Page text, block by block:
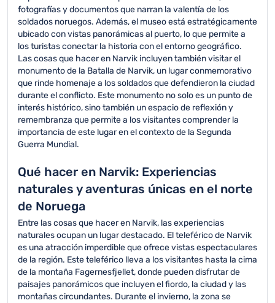
fotografías y documentos que narran la valentía de los
soldados noruegos. Además, el museo está estratégicamente
ubicado con vistas panorámicas al puerto, lo que permite a
los turistas conectar la historia con el entorno geográfico.
Las cosas que hacer en Narvik incluyen también visitar el
monumento de la Batalla de Narvik, un lugar conmemorativo
que rinde homenaje a los soldados que defendieron la ciudad
durante el conflicto. Este monumento no solo es un punto de
interés histórico, sino también un espacio de reflexión y
remembranza que permite a los visitantes comprender la
importancia de este lugar en el contexto de la Segunda
Guerra Mundial.
Qué hacer en Narvik: Experiencias
naturales y aventuras únicas en el norte
de Noruega
Entre las cosas que hacer en Narvik, las experiencias
naturales ocupan un lugar destacado. El teleférico de Narvik
es una atracción imperdible que ofrece vistas espectaculares
de la región. Este teleférico lleva a los visitantes hasta la cima
de la montaña Fagernesfjellet, donde pueden disfrutar de
paisajes panorámicos que incluyen el fiordo, la ciudad y las
montañas circundantes. Durante el invierno, la zona se